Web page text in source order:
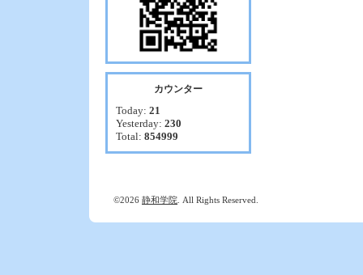
カウンター
Today: 21
Yesterday: 230
Total: 854999
©2026 静和学院 . All Rights Reserved.